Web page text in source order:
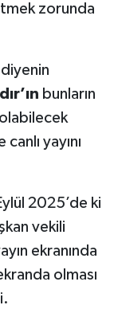
zorunda
bunların
olabilecek
yayını
2025’de ki
vekili
ekranında
olması